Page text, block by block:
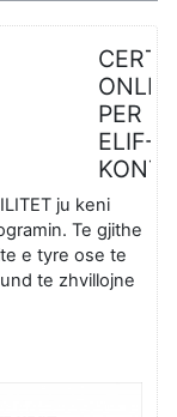
PER
ELIF-
ju keni
Te gjithe
e tyre ose te
te zhvillojne